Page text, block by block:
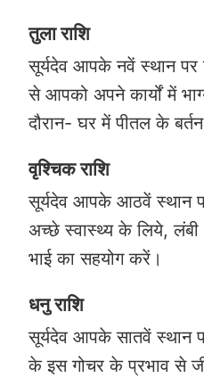
तुला राशि
सूर्यदेव आपके नवें स्थान पर
से आपको अपने कार्यों में
दौरान- घर में पीतल के
वृश्चिक राशि
सूर्यदेव आपके आठवें स्थान
अच्छे स्वास्थ्य के लिये,
भाई का सहयोग करें।
धनु राशि
सूर्यदेव आपके सातवें स्थान
के इस गोचर के प्रभाव से